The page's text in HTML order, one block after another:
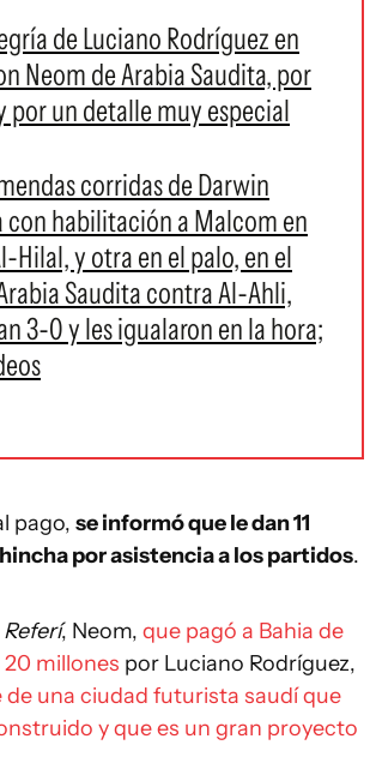
de Luciano Rodríguez en
Neom de Arabia Saudita, por
por un detalle muy especial
corridas de Darwin
con habilitación a Malcom en
Hilal, y otra en el palo, en el
Saudita contra Al-Ahli,
3-0 y les igualaron en la hora;
pago, se informó que le dan 11
por asistencia a los partidos.
Referí, Neom, que pagó a Bahia de
20 millones por Luciano Rodríguez,
de una ciudad futurista saudí que
y que es un gran proyecto